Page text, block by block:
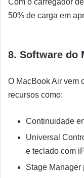
50% de carga em
8. Software do
O MacBook Air vem
recursos como:
Continuidade
Universal
e teclado com
Stage